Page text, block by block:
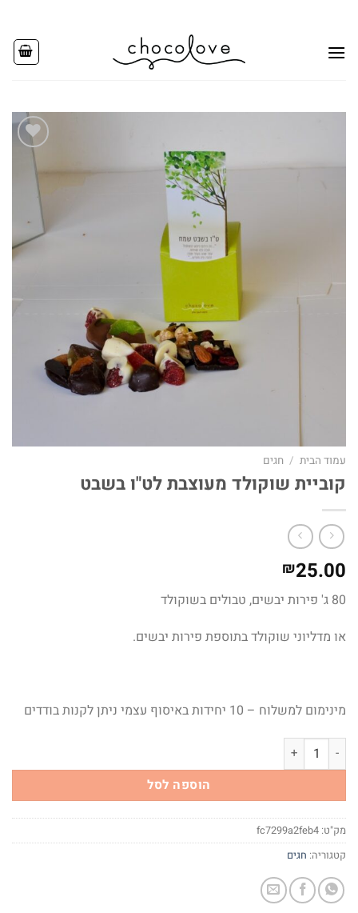
content
Add to
wishlist
עמוד הבית / חגים
קוביית שוקולד מעוצבת לט"ו בשבט
₪25.00
80 ג' פירות יבשים, טבולים בשוקולד
או מדליוני שוקולד בתוספת פירות יבשים.
מינימום למשלוח – 10 יחידות באיסוף עצמי ניתן לקנות בודדים
כמות של קוביית שוקולד מעוצבת לט"ו בשבט
הוספה לסל
מק"ט: fc7299a2feb4
קטגוריה: חגים